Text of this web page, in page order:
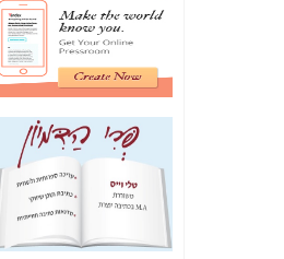
מה מקור ה-Fake
News שהביא לתפירת
תיק לביבי והעלמת
החשודים הנכונים -כאן
אחת הרגליים של "תיק
4000 התפור"
התמוטטה היום
בניצחון (כפול) של בזק
כאן
איך כתבות מפנקות